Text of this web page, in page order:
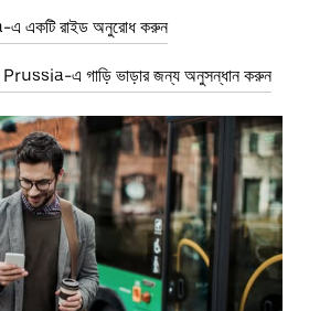
একটি রাইড অনুরোধ করুন
এ গাড়ি ভাড়ার জন্য অনুসন্ধান করুন